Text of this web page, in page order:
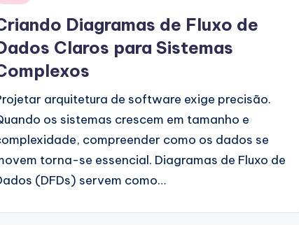
Diagramas de Fluxo de
Claros para Sistemas
arquitetura de software exige precisão.
os sistemas crescem em tamanho e
compreender como os dados se
torna-se essencial. Diagramas de Fluxo de
(DFDs) servem como…